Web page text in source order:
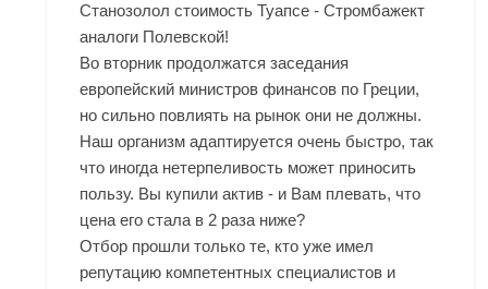
Станозолол стоимость Туапсе - Стромбажект
аналоги Полевской!
Во вторник продолжатся заседания
европейский министров финансов по Греции,
но сильно повлиять на рынок они не должны.
Наш организм адаптируется очень быстро, так
что иногда нетерпеливость может приносить
пользу. Вы купили актив - и Вам плевать, что
цена его стала в 2 раза ниже?
Отбор прошли только те, кто уже имел
репутацию компетентных специалистов и